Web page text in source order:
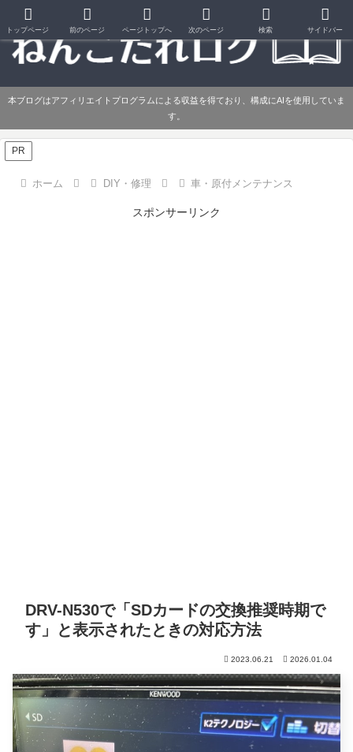
本ブログはアフィリエイトプログラムによる収益を得ており、構成にAIを使用していま
す。
PR
ホーム DIY・修理 車・原付メンテナンス
スポンサーリンク
DRV-N530で「SDカードの交換推奨時期で
す」と表示されたときの対応方法
2023.06.21 2026.01.04
トップページ 前のページ ページトップへ 次のページ 検索 サイドバー